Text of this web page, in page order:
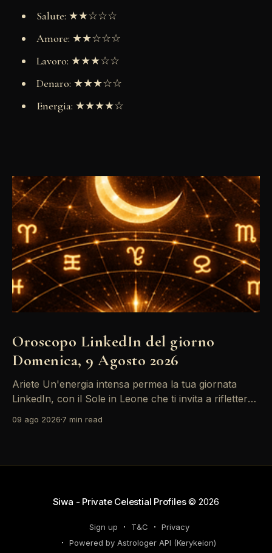
Salute: ★★☆☆☆
Amore: ★★☆☆☆
Lavoro: ★★★☆☆
Denaro: ★★★☆☆
Energia: ★★★★☆
Oroscopo LinkedIn del giorno
Domenica, 9 Agosto 2026
Ariete Un'energia intensa permea la tua giornata
LinkedIn, con il Sole in Leone che ti invita a riflettere
dalla Luna in Gemelli, possono generare interazioni
09 ago 2026 7 min read
Siwa - Private Celestial Profiles© 2026
Sign up T&C
Privacy
Powered by Astrologer API (Kerykeion)